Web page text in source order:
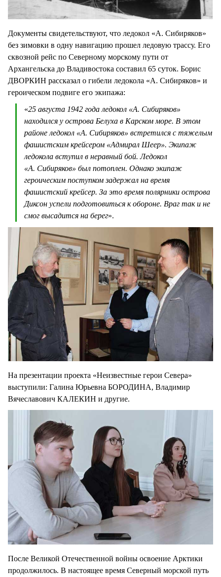
Документы свидетельствуют, что ледокол «А. Сибиряков»
без зимовки в одну навигацию прошел ледовую трассу. Его
сквозной рейс по Северному морскому пути от
Архангельска до Владивостока составил 65 суток. Борис
ДВОРКИН рассказал о гибели ледокола «А. Сибиряков» и
героическом подвиге его экипажа:
«25 августа 1942 года ледокол «А. Сибиряков»
находился у острова Белуха в Карском море. В этом
районе ледокол «А. Сибиряков» встретился с тяжелым
фашистским крейсером «Адмирал Шеер». Экипаж
ледокола вступил в неравный бой. Ледокол
«А. Сибиряков» был потоплен. Однако экипаж
героическим поступком задержал на время
фашистский крейсер. За это время полярники острова
Диксон успели подготовиться к обороне. Враг так и не
смог высадится на берег».
На презентации проекта «Неизвестные герои Севера»
выступили: Галина Юрьевна БОРОДИНА, Владимир
Вячеславович КАЛЕКИН и другие.
После Великой Отечественной войны освоение Арктики
продолжилось. В настоящее время Северный морской путь